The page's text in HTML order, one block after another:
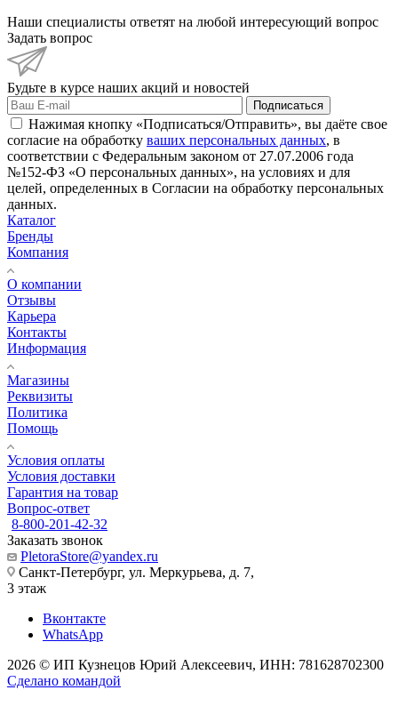
Наши специалисты ответят на любой интересующий вопрос
Задать вопрос
Будьте в курсе наших акций и новостей
Подписаться
Нажимая кнопку «Подписаться/Отправить», вы даёте свое
согласие на обработку ваших персональных данных, в
соответствии с Федеральным законом от 27.07.2006 года
№152-ФЗ «О персональных данных», на условиях и для
целей, определенных в Согласии на обработку персональных
данных.
Каталог
Бренды
Компания
О компании
Отзывы
Карьера
Контакты
Информация
Магазины
Реквизиты
Политика
Помощь
Условия оплаты
Условия доставки
Гарантия на товар
Вопрос-ответ
8-800-201-42-32
Заказать звонок
PletoraStore@yandex.ru
Санкт-Петербург, ул. Меркурьева, д. 7,
3 этаж
Вконтакте
WhatsApp
2026 © ИП Кузнецов Юрий Алексеевич, ИНН: 781628702300
Сделано командой